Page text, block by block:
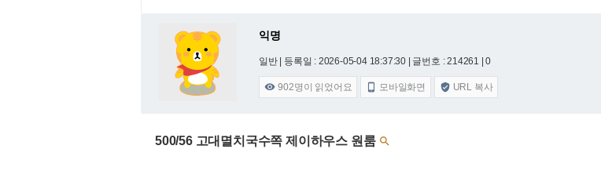
익명
일반 | 등록일 : 2026-05-04 18:37:30 | 글번호 : 214261 | 0
 902명이 읽었어요  모바일화면  URL 복사
500/56 고대멸치국수쪽 제이하우스 원룸 